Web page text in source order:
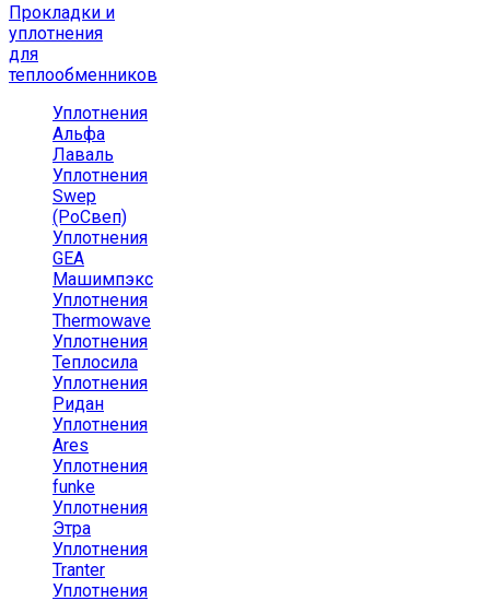
Прокладки и
уплотнения
для
теплообменников
Уплотнения
Альфа
Лаваль
Уплотнения
Swep
(РоСвеп)
Уплотнения
GEA
Машимпэкс
Уплотнения
Thermowave
Уплотнения
Теплосила
Уплотнения
Ридан
Уплотнения
Ares
Уплотнения
funke
Уплотнения
Этра
Уплотнения
Tranter
Уплотнения